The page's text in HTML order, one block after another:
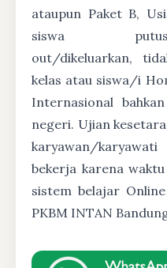
ataupun Paket B,
siswa
out/dikeluarkan,
kelas atau siswa/i
Internasional
negeri. Ujian
karyawan/
bekerja karena
sistem belajar
PKBM INTAN